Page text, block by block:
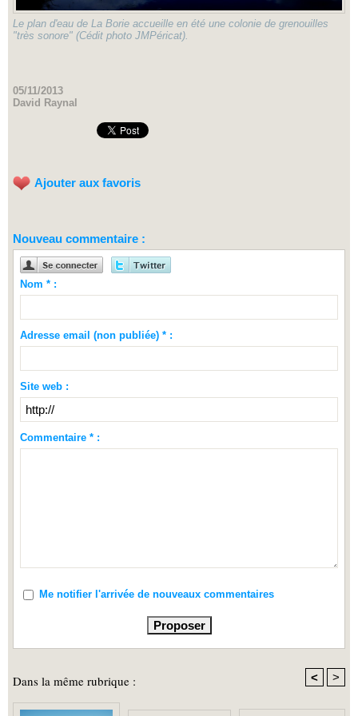
Le plan d'eau de La Borie accueille en été une colonie de grenouilles
"très sonore" (Cédit photo JMPéricat).
05/11/2013
David Raynal
Ajouter aux favoris
Nouveau commentaire :
Nom * :
Adresse email (non publiée) * :
Site web :
Commentaire * :
Me notifier l'arrivée de nouveaux commentaires
Dans la même rubrique : < >